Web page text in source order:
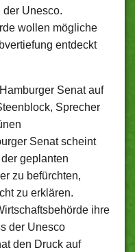
der Unesco.
wollen mögliche
entdeckt
Senat auf
Sprecher
Senat scheint
geplanten
zu befürchten,
zu erklären.
ihre
der Unesco
den Druck auf